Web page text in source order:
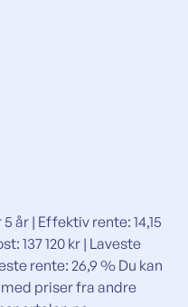
år | Effektiv rente: 14,15
137 120 kr | Laveste
rente: 26,9 % Du kan
priser fra andre